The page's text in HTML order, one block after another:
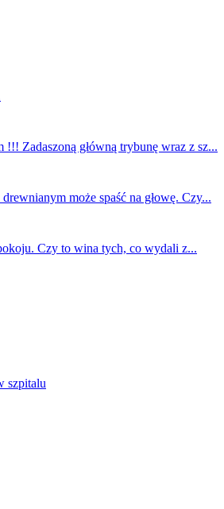
Zadaszoną główną trybunę wraz z sz...
może spaść na głowę. Czy...
Czy to wina tych, co wydali z...
szpitalu